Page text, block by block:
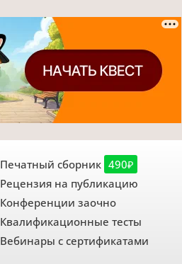
Печатный сборник 490₽
Рецензия на публикацию
Конференции заочно
Квалификационные тесты
Вебинары с сертификатами